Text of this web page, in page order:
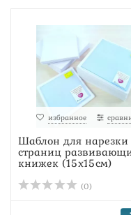
избранное
Шаблон для нарезки
страниц
книжек (15х15см)
(0)